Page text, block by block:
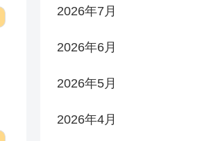
2026年7月
2026年6月
2026年5月
2026年4月